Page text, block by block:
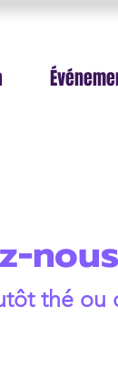
nous
thé ou